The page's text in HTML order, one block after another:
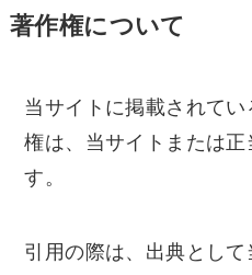
著作権について
当サイトに掲載されて
権は、当サイトまたは正
す。
引用の際は、出典とし